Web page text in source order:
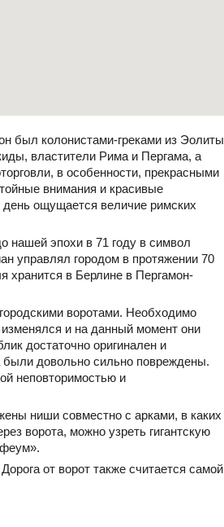
был колонистами-греками из Эолиты
властители Рима и Пергама, а
в особенности, прекрасными
внимания и красивые
ощущается величие римских
нашей эпохи в 71 году в символ
управлял городом в протяжении 70
хранится в Берлине в Пергамон-
воротами. Необходимо
и на данный момент они
достаточно оригинален и
были довольно сильно повреждены.
неповторимостью и
ниши совместно с арками, в каких
ворота, можно узреть гигантскую
от ворот также считается самой